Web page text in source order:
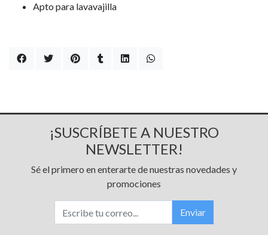
Apto para lavavajilla
¡SUSCRÍBETE A NUESTRO
NEWSLETTER!
Sé el primero en enterarte de nuestras novedades y
promociones
Enviar